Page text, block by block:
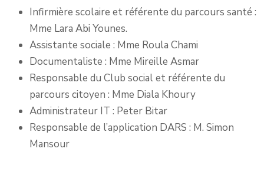
Infirmière scolaire et référente du parcours santé :
Mme Lara Abi Younes.
Assistante sociale : Mme Roula Chami
Documentaliste : Mme Mireille Asmar
Responsable du Club social et référente du
parcours citoyen : Mme Diala Khoury
Administrateur IT : Peter Bitar
Responsable de l’application DARS : M. Simon
Mansour